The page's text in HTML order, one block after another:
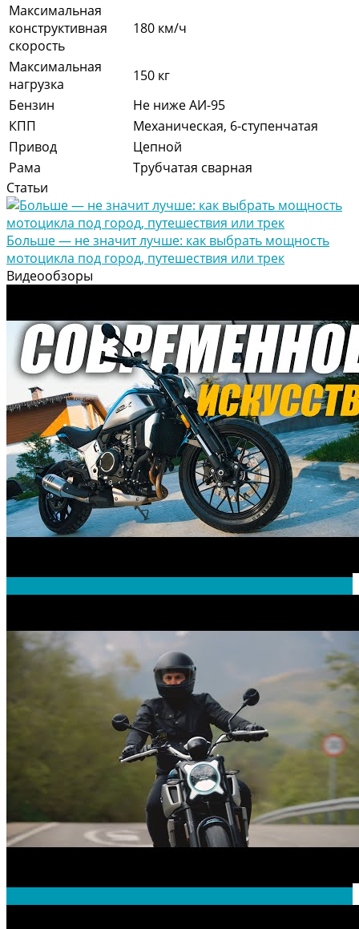
Максимальная
конструктивная
скорость
180 км/ч
Максимальная
нагрузка
150 кг
Бензин
Не ниже АИ-95
КПП
Механическая, 6-ступенчатая
Привод
Цепной
Рама
Трубчатая сварная
Статьи
Больше — не значит лучше: как выбрать мощность
мотоцикла под город, путешествия или трек
Видеообзоры